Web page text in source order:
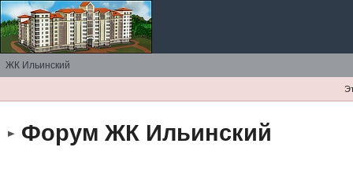
ЖК Ильинский
Форум ЖК Ильинский